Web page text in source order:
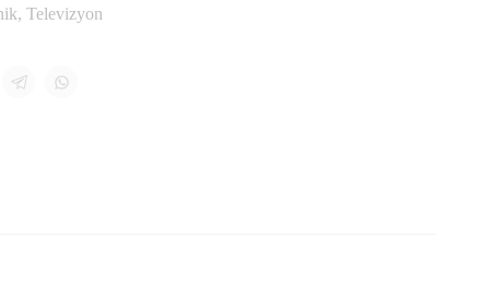
, Televizyon